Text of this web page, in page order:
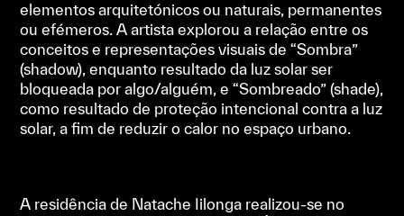
elementos arquitetónicos ou naturais, permanentes
ou efémeros. A artista explorou a relação entre os
conceitos e representações visuais de “Sombra”
(shadow), enquanto resultado da luz solar ser
bloqueada por algo/alguém, e “Sombreado” (shade),
como resultado de proteção intencional contra a luz
solar, a fim de reduzir o calor no espaço urbano.
A residência de Natache Iilonga realizou-se no